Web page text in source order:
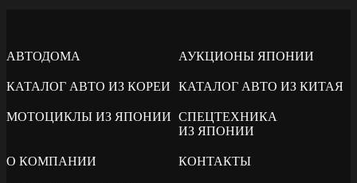
АВТОДОМА АУКЦИОНЫ ЯПОНИИ
КАТАЛОГ АВТО ИЗ КОРЕИ КАТАЛОГ АВТО ИЗ КИТАЯ
МОТОЦИКЛЫ ИЗ ЯПОНИИ СПЕЦТЕХНИКА
ИЗ ЯПОНИИ
О КОМПАНИИ КОНТАКТЫ